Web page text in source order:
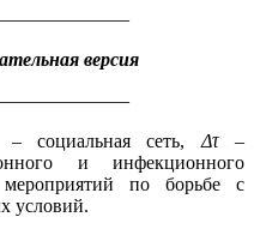
версия
– социальная сеть,Δτ–
и инфекционного
по борьбе с
условий.